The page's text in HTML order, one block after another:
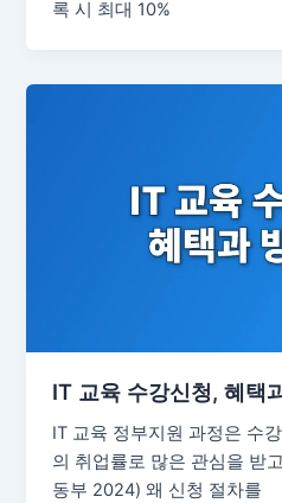
록 시 최대 10%
IT 교육 수강신청, 혜택
IT 교육 정부지원 과정은 수
의 취업률로 많은 관심을 받
동부 2024) 왜 신청 절차를